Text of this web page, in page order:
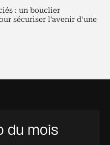
: un bouclier
sécuriser l’avenir d’une
du mois